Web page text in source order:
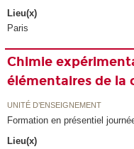
Lieu(x)
Paris
Chimie
élémentaires de la
UNITÉ D’ENSEIGNEMENT
Formation en présentiel
Lieu(x)